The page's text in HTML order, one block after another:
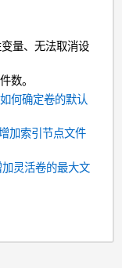
量、无法取消设
数。
如何确定卷的默认
加索引节点文件
灵活卷的最大文